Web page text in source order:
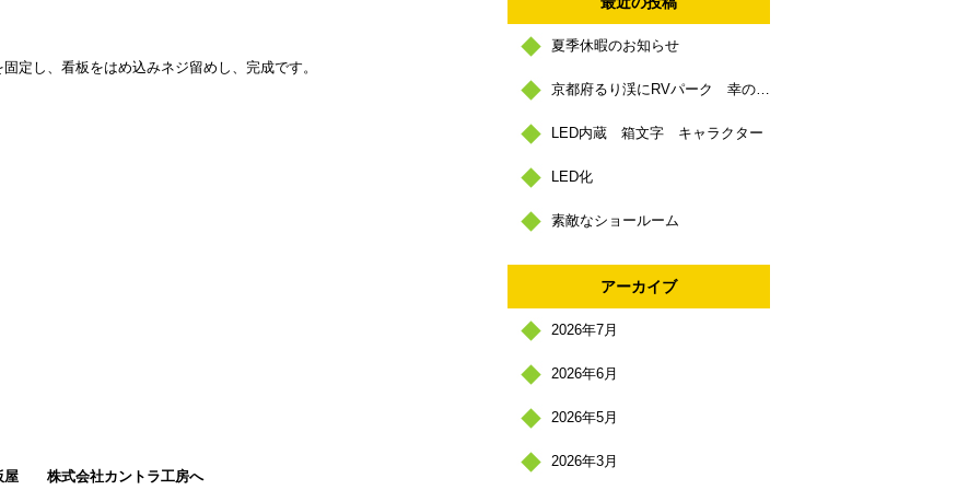
定し、看板をはめ込みネジ留めし、完成です。
屋 株式会社カントラ工房へ
夏季休暇のお知らせ
京都府るり渓にRVパーク 幸の里 https://sachinosato.com/
LED内蔵 箱文字 キャラクター
LED化
素敵なショールーム
アーカイブ
2026年7月
2026年6月
2026年5月
2026年3月